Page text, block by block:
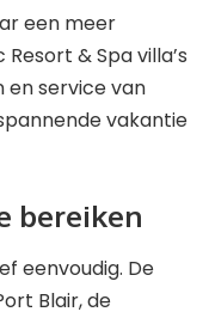
een meer
& Spa villa’s
en service van
vakantie
bereiken
eenvoudig. De
Blair, de